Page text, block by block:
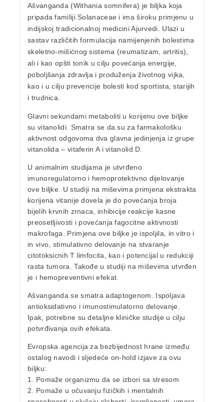
Ašvanganda (Withania somnifera) je biljka koja
pripada familiji Solanaceae i ima široku primjenu u
indijskoj tradicionalnoj medicini Ajurvedi. Ulazi u
sastav različitih formulacija namijenjenih bolestima
skeletno-mišićnog sistema (reumatizam, artritis),
ali i kao opšti tonik u cilju povećanja energije,
poboljšanja zdravlja i produženja životnog vijka,
kao i u cilju prevencije bolesti kod sportista, starijih
i trudnica.
Glavni sekundami metaboliti u korijenu ove biljke
su vitanolidi. Smatra se da su za farmakološku
aktivnost odgovoma dva glavna jedinjenja iz grupe
vitanolida – vitaferin A i vitanolid D.
U animalnim studijama je utvrđeno
imunoregulatorno i hemoprotektivno dijelovanje
ove biljke. U studiji na miševima primjena ekstrakta
korijena vitanije dovela je do povećanja broja
bijelih krvnih zrnaca, inhibicije reakcije kasne
preosetljivosti i povećanja fagocitne aktivnosti
makrofaga. Primjena ove biljke je ispoljila, in vitro i
in vivo, stimulativno delovanje na stvaranje
citotoksicnih T limfocita, kao i potencijal u redukciji
rasta tumora. Takođe u studiji na miševima utvrđen
je i hemopreventivni efekat.
Ašvanganda se smatra adaptogenom. Ispoljava
antioksidativno i imunostimulatorno delovanje.
Ipak, potrebne su detaljne kliničke studije u cilju
potvrđivanja ovih efekata.
Evropska agencija za bezbijednost hrane između
ostalog navodi i sljedeće on-hold izjave za ovu
biljku:
1. Pomaže organizmu da se izbori sa stresom
2. Pomaže u očuvanju fizičkih i mentalnih